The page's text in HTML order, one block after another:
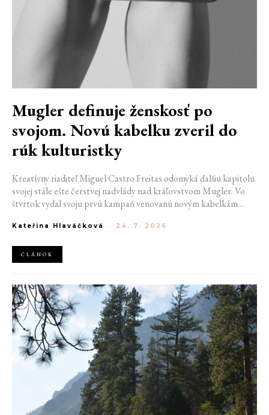
Mugler definuje ženskosť po
svojom. Novú kabelku zveril do
rúk kulturistky
Kreatívny riaditeľ Miguel Castro Freitas odomyká ďalšiu kapitolu
svojej stále ešte čerstvej nadvlády nad kráľovstvom Mugler. Vo
štvrtok vydal svoju prvú kampaň venovanú novým kabelkám
návrhár do módneho domu prišiel. Umne kombinuje výrazy
podobu ženskosti.
Kateřina Hlaváčková - 24. 7. 2026
ČLÁNOK